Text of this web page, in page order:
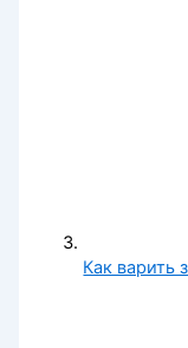
Как варить